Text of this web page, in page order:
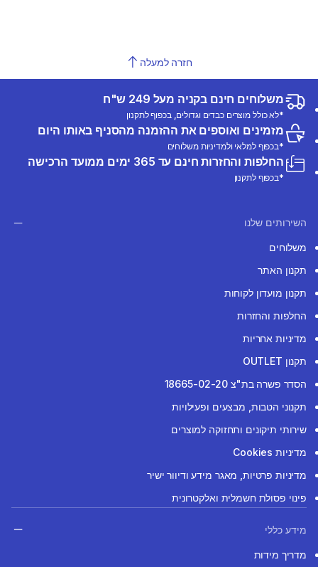
חזרה למעלה
משלוחים חינם בקניה מעל 249 ש"ח
*לא כולל מוצרים כבדים וגדולים, בכפוף לתקנון
מזמינים ואוספים את ההזמנה מהסניף באותו היום
*בכפוף למלאי ולמדיניות משלוחים
החלפות והחזרות חינם עד 365 ימים ממועד הרכישה
*בכפוף לתקנון
השירותים שלנו
משלוחים
תקנון האתר
תקנון מועדון לקוחות
החלפות והחזרות
מדיניות אחריות
תקנון OUTLET
הסדר פשרה בת"צ 18665-02-20
תקנוני הטבות, מבצעים ופעילויות
שירותי תיקונים ותחזוקה למוצרים
מדיניות Cookies
מדיניות פרטיות, מאגר מידע ודיוור ישיר
פינוי פסולת חשמלית ואלקטרונית
מידע כללי
מדריך מידות